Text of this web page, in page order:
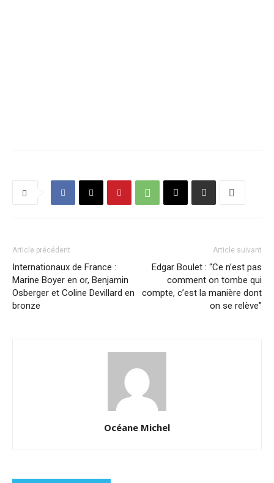
Article précédent
Internationaux de France :
Marine Boyer en or, Benjamin
Osberger et Coline Devillard en
bronze
Article suivant
Edgar Boulet : “Ce n’est pas
comment on tombe qui
compte, c’est la manière dont
on se relève”
Océane Michel